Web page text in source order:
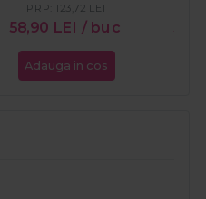
58,90 LEI / buc
PRP: 123,72 LEI
Adauga in cos